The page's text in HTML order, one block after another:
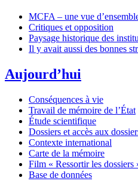
MCFA – une vue
Critiques et opposition
Paysage historique des
Il y avait aussi des bonnes
Aujourd’hui
Conséquences à vie
Travail de mémoire de l’État
Étude scientifique
Dossiers et accès aux
Contexte international
Carte de la mémoire
Film « Ressortir les dossiers
Base de données